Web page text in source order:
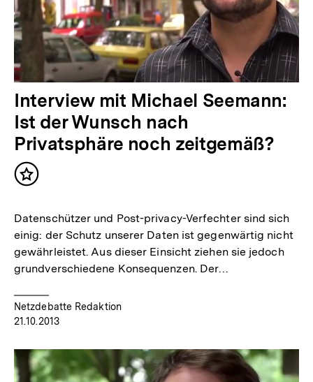
Interview mit Michael Seemann:
Ist der Wunsch nach
Privatsphäre noch zeitgemäß?
Inhalt
Datenschützer und Post-privacy-Verfechter sind sich
einig: der Schutz unserer Daten ist gegenwärtig nicht
gewährleistet. Aus dieser Einsicht ziehen sie jedoch
grundverschiedene Konsequenzen. Der…
Netzdebatte Redaktion
21.10.2013